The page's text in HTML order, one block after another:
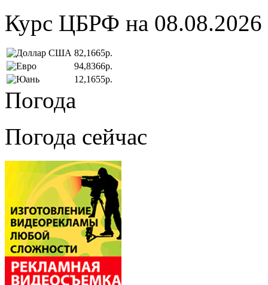
Курс ЦБРФ на 08.08.2026
82,1665р.
94,8366р.
12,1655р.
Погода
Погода сейчас